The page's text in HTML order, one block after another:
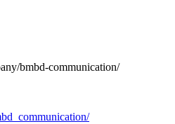
bmbd-communication/